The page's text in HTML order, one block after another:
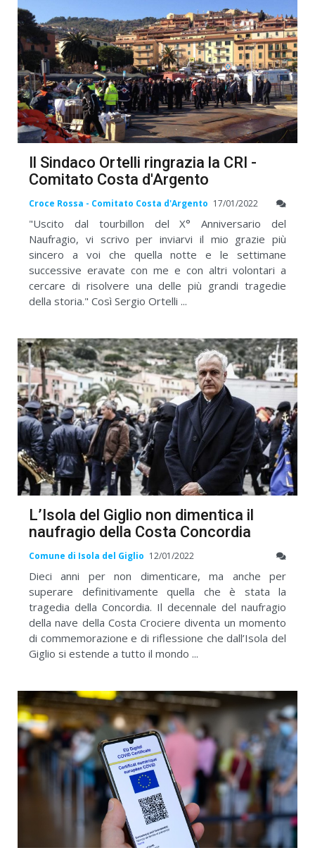
Il Sindaco Ortelli ringrazia la CRI -
Comitato Costa d'Argento
Croce Rossa - Comitato Costa d'Argento 17/01/2022
"Uscito dal tourbillon del X° Anniversario del
Naufragio, vi scrivo per inviarvi il mio grazie più
sincero a voi che quella notte e le settimane
successive eravate con me e con altri volontari a
cercare di risolvere una delle più grandi tragedie
della storia." Così Sergio Ortelli ...
L’Isola del Giglio non dimentica il
naufragio della Costa Concordia
Comune di Isola del Giglio 12/01/2022
Dieci anni per non dimenticare, ma anche per
superare definitivamente quella che è stata la
tragedia della Concordia. Il decennale del naufragio
della nave della Costa Crociere diventa un momento
di commemorazione e di riflessione che dall’Isola del
Giglio si estende a tutto il mondo ...